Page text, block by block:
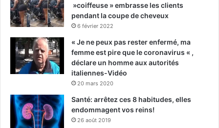
»coiffeuse » embrasse les clients
pendant la coupe de cheveux
6 février 2022
« Je ne peux pas rester enfermé, ma
femme est pire que le coronavirus « ,
déclare un homme aux autorités
italiennes-Vidéo
20 mars 2020
Santé: arrêtez ces 8 habitudes, elles
endommagent vos reins!
26 août 2019